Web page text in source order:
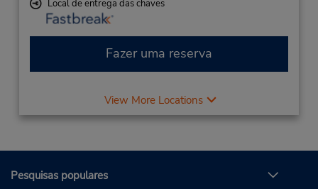
Local de entrega das chaves
Fazer uma reserva
View More Locations
Pesquisas populares